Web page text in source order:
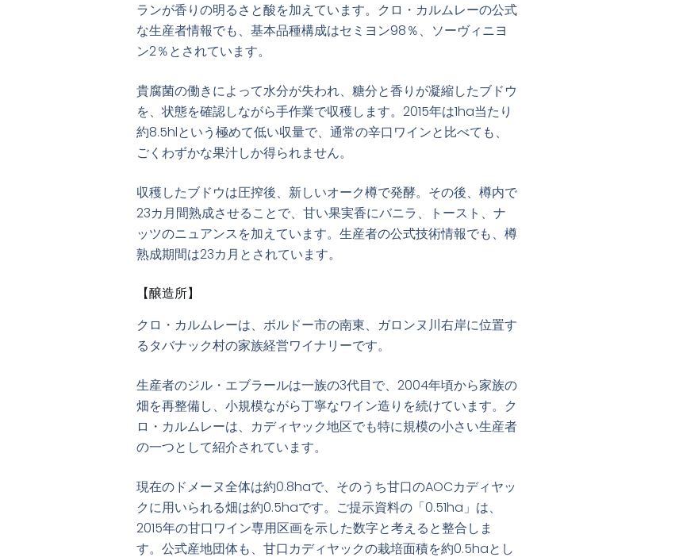
ランが香りの明るさと酸を加えています。クロ・カルムレーの公式
な生産者情報でも、基本品種構成はセミヨン98％、ソーヴィニヨ
ン2％とされています。
貴腐菌の働きによって水分が失われ、糖分と香りが凝縮したブドウ
を、状態を確認しながら手作業で収穫します。2015年は1ha当たり
約8.5hlという極めて低い収量で、通常の辛口ワインと比べても、
ごくわずかな果汁しか得られません。
収穫したブドウは圧搾後、新しいオーク樽で発酵。その後、樽内で
23カ月間熟成させることで、甘い果実香にバニラ、トースト、ナ
ッツのニュアンスを加えています。生産者の公式技術情報でも、樽
熟成期間は23カ月とされています。
【醸造所】
クロ・カルムレーは、ボルドー市の南東、ガロンヌ川右岸に位置す
るタバナック村の家族経営ワイナリーです。
生産者のジル・エブラールは一族の3代目で、2004年頃から家族の
畑を再整備し、小規模ながら丁寧なワイン造りを続けています。ク
ロ・カルムレーは、カディヤック地区でも特に規模の小さい生産者
の一つとして紹介されています。
現在のドメーヌ全体は約0.8haで、そのうち甘口のAOCカディヤッ
クに用いられる畑は約0.5haです。ご提示資料の「0.51ha」は、
2015年の甘口ワイン専用区画を示した数字と考えると整合しま
す。公式産地団体も、甘口カディヤックの栽培面積を約0.5haとし